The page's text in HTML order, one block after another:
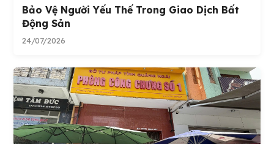
Bảo Vệ Người Yếu Thế Trong Giao Dịch Bất
Động Sản
24/07/2026